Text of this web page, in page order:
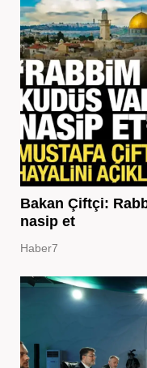
Bakan Çiftçi:
nasip et
Haber7